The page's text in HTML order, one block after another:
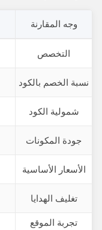
وجه المقارنة
التخصص
نسبة الخصم بالكود
شمولية الكود
جودة المكونات
الأسعار الأساسية
تغليف الهدايا
تجربة الموقع